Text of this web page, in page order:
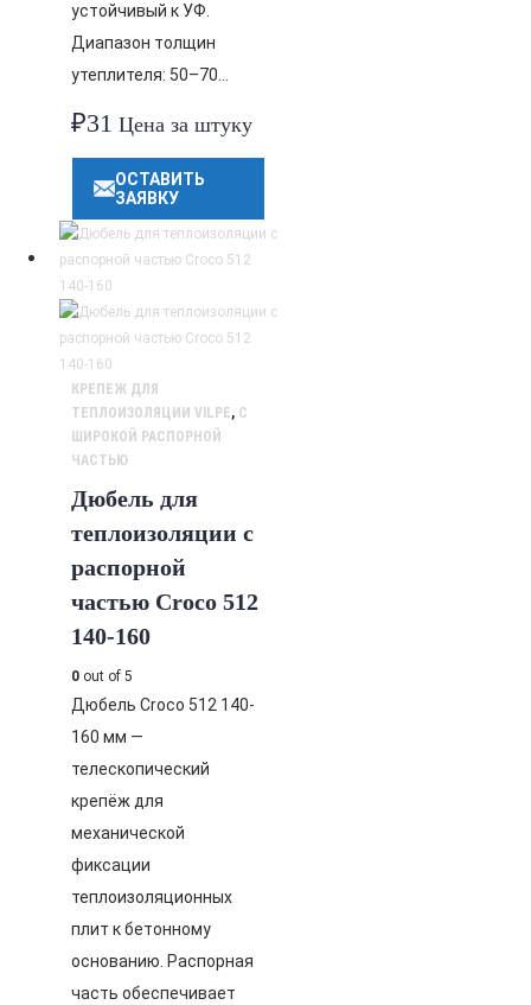
устойчивый к УФ.
Диапазон толщин
утеплителя: 50–70…
₽31 Цена за штуку
ОСТАВИТЬ
ЗАЯВКУ
КРЕПЕЖ ДЛЯ
ТЕПЛОИЗОЛЯЦИИ VILPE, С
ШИРОКОЙ РАСПОРНОЙ
ЧАСТЬЮ
Дюбель для
теплоизоляции с
распорной
частью Croco 512
140-160
0 out of 5
Дюбель Croco 512 140-
160 мм —
телескопический
крепёж для
механической
фиксации
теплоизоляционных
плит к бетонному
основанию. Распорная
часть обеспечивает